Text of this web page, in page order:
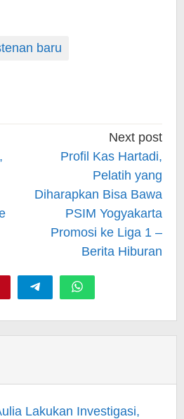
baru
Next post
Profil Kas Hartadi,
Pelatih yang
Diharapkan Bisa Bawa
PSIM Yogyakarta
Promosi ke Liga 1 –
Berita Hiburan
Lakukan Investigasi,